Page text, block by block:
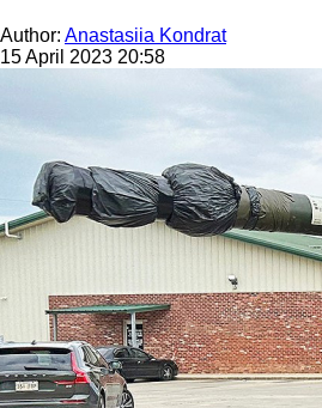
Author: Anastasiia Kondrat
15 April 2023 20:58